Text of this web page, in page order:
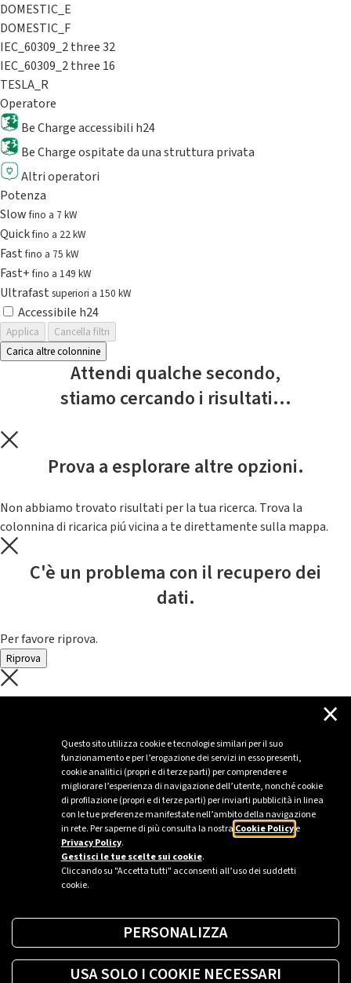
Questo sito utilizza cookie e tecnologie similari per il suo
funzionamento e per l’erogazione dei servizi in esso presenti,
cookie analitici (propri e di terze parti) per comprendere e
migliorare l’esperienza di navigazione dell’utente, nonché cookie
di profilazione (propri e di terze parti) per inviarti pubblicità in linea
con le tue preferenze manifestate nell’ambito della navigazione
in rete. Per saperne di più consulta la nostra Cookie Policye
Privacy Policy.
Gestisci le tue scelte sui cookie.
Cliccando su "Accetta tutti" acconsenti all’uso dei suddetti
cookie.
×
PERSONALIZZA
USA SOLO I COOKIE NECESSARI
DOMESTIC_E
DOMESTIC_F
IEC_60309_2 three 32
IEC_60309_2 three 16
TESLA_R
Operatore
Be Charge accessibili h24
Be Charge ospitate da una struttura privata
Altri operatori
Potenza
Slowfino a 7 kW
Quickfino a 22 kW
Fastfino a 75 kW
Fast+fino a 149 kW
Ultrafast superiori a 150 kW
Accessibile h24
Applica
Cancella filtri
Carica altre colonnine
Attendi qualche secondo,
stiamo cercando i risultati...
Prova a esplorare altre opzioni.
Non abbiamo trovato risultati per la tua ricerca. Trova la
colonnina di ricarica piú vicina a te direttamente sulla mappa.
C'è un problema con il recupero dei
dati.
Per favore riprova.
Riprova
C'è un problema con il recupero dei
Per favore riprova piú tardi
Sei un’azienda o una PA?
Trova la soluzione più giusta per te.
Richiedi una colonnina